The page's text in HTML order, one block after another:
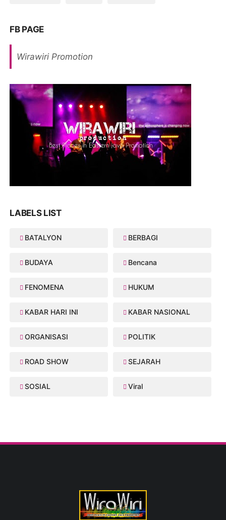
FB PAGE
Wirawiri Promotion
LABELS LIST
BATALYON BERBAGI
BUDAYA Bencana
FENOMENA HUKUM
KABAR HARI INI KABAR NASIONAL
ORGANISASI POLITIK
ROAD SHOW SEJARAH
SOSIAL Viral